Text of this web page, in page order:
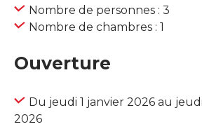
Nombre de personnes : 3
Nombre de chambres : 1
Ouverture
Du jeudi 1 janvier 2026 au
2026